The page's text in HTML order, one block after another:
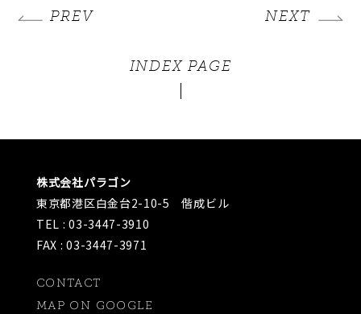
PREV NEXT
INDEX PAGE
株式会社パラゴン
東京都港区白金台2-10-5 偕成ビル
TEL : 03-3447-3910
FAX : 03-3447-3971
CONTACT
MAP ON GOOGLE